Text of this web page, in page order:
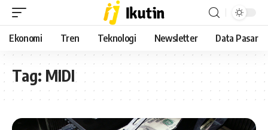
Ekonomi Tren Teknologi Newsletter Data Pasar
Tag: MIDI